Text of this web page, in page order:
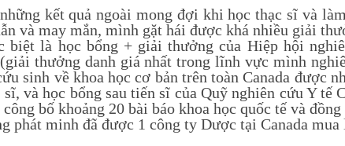
kết quả ngoài mong đợi khi học thạc sĩ và
và may mắn, mình gặt hái được khá nhiều giải
biệt là học bổng + giải thưởng của Hiệp hội
(giải thưởng danh giá nhất trong lĩnh vực mình
sinh về khoa học cơ bản trên toàn Canada được
và học bổng sau tiến sĩ của Quỹ nghiên cứu Y tế
bố khoảng 20 bài báo khoa học quốc tế và
phát minh đã được 1 công ty Dược tại Canada